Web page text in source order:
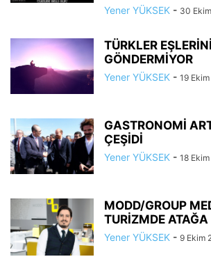
Yener YÜKSEK - 30
TÜRKLER
GÖNDERMİYOR
Yener YÜKSEK - 19
GASTRONOMİ
ÇEŞİDİ
Yener YÜKSEK - 18
MODD/GROUP
TURİZMDE
Yener YÜKSEK - 9 Ekim